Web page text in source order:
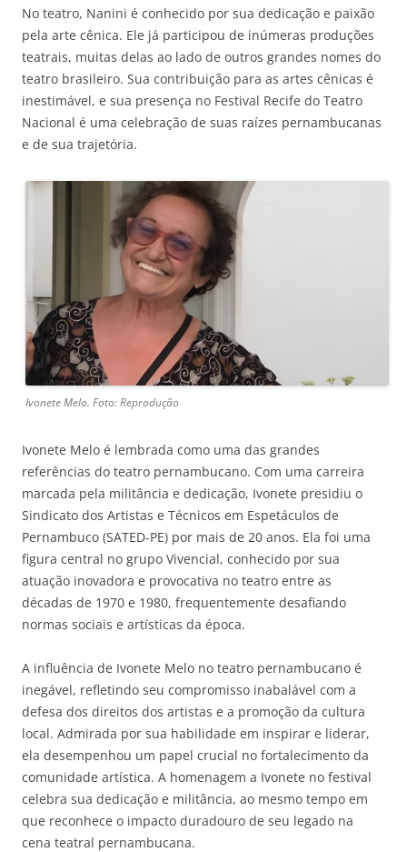
No teatro, Nanini é conhecido por sua dedicação e paixão
pela arte cênica. Ele já participou de inúmeras produções
teatrais, muitas delas ao lado de outros grandes nomes do
teatro brasileiro. Sua contribuição para as artes cênicas é
inestimável, e sua presença no Festival Recife do Teatro
Nacional é uma celebração de suas raízes pernambucanas
e de sua trajetória.
Ivonete Melo. Foto: Reprodução
Ivonete Melo é lembrada como uma das grandes
referências do teatro pernambucano. Com uma carreira
marcada pela militância e dedicação, Ivonete presidiu o
Sindicato dos Artistas e Técnicos em Espetáculos de
Pernambuco (SATED-PE) por mais de 20 anos. Ela foi uma
figura central no grupo Vivencial, conhecido por sua
atuação inovadora e provocativa no teatro entre as
décadas de 1970 e 1980, frequentemente desafiando
normas sociais e artísticas da época.
A influência de Ivonete Melo no teatro pernambucano é
inegável, refletindo seu compromisso inabalável com a
defesa dos direitos dos artistas e a promoção da cultura
local. Admirada por sua habilidade em inspirar e liderar,
ela desempenhou um papel crucial no fortalecimento da
comunidade artística. A homenagem a Ivonete no festival
celebra sua dedicação e militância, ao mesmo tempo em
que reconhece o impacto duradouro de seu legado na
cena teatral pernambucana.